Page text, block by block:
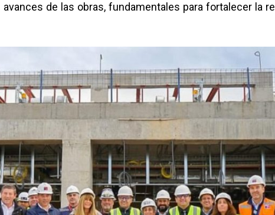
de las obras, fundamentales para fortalecer la